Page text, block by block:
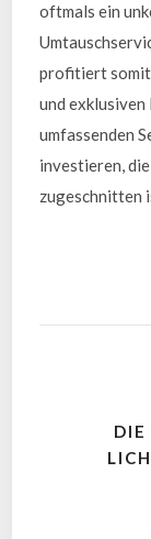
oftmals ein
profitiert somit
und exklusiven
umfassenden
investieren,
zugeschnitten
DIE